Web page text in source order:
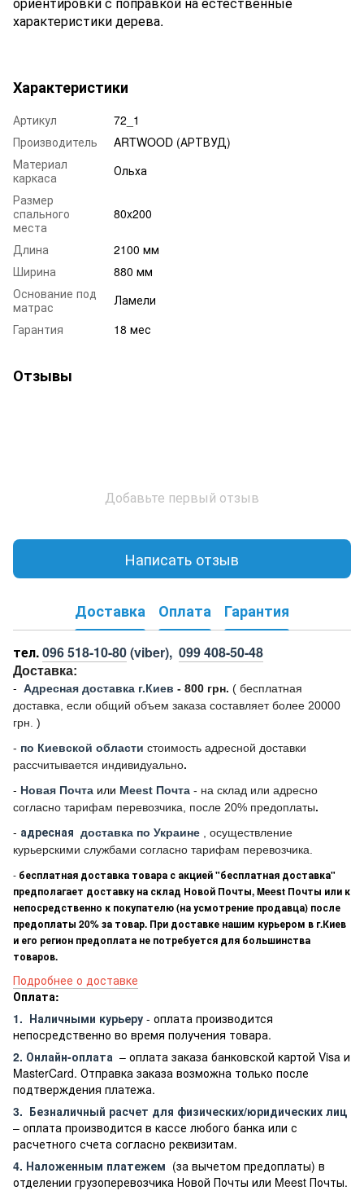
характеристики дерева.
Характеристики
Артикул
72_1
Производитель
ARTWOOD (АРТВУД)
Материал
каркаса
Ольха
Размер
спального
места
80x200
Длина
2100 мм
Ширина
880 мм
Основание под
матрас
Ламели
Гарантия
18 мес
Отзывы
Добавьте первый отзыв
Написать отзыв
Доставка Оплата Гарантия
тел.096 518-10-80(viber), 099 408-50-48
Доставка:
- Адресная доставка г.Киев - 800 грн. ( бесплатная
доставка, если общий объем заказа составляет более 20000
грн. )
- по Киевской области стоимость адресной доставки
рассчитывается индивидуально.
- Новая Почта или Meest Почта - на склад или адресно
согласно тарифам перевозчика, после 20% предоплаты.
- адресная доставка по Украине , осуществление
курьерскими службами согласно тарифам перевозчика.
- бесплатная доставка товара с акцией "бесплатная доставка"
предполагает доставку на склад Новой Почты, Meest Почты или к
непосредственно к покупателю (на усмотрение продавца) после
предоплаты 20% за товар. При доставке нашим курьером в г.Киев
и его регион предоплата не потребуется для большинства
товаров.
Подробнее о доставке
Оплата:
1. Наличными курьеру - оплата производится
непосредственно во время получения товара.
2. Онлайн-оплата – оплата заказа банковской картой Visa и
MasterCard. Отправка заказа возможна только после
подтверждения платежа.
3. Безналичный расчет для физических/юридических лиц
– оплата производится в кассе любого банка или с
расчетного счета согласно реквизитам.
4. Наложенным платежем (за вычетом предоплаты) в
отделении грузоперевозчика Новой Почты или Meest Почты.